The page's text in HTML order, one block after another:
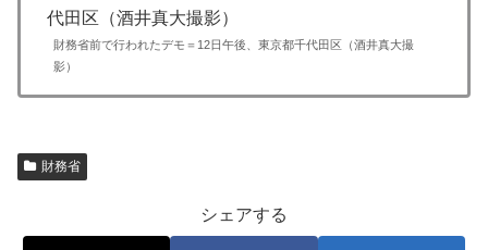
財務省前で行われたデモ＝12日午後、東京都千代田区（酒井真大撮
影）
財務省
シェアする